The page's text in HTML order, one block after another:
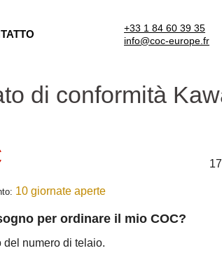
+33 1 84 60 39 35
info@coc-europe.fr
di conformità
10 giornate aperte
per ordinare il mio COC?
del numero di telaio.